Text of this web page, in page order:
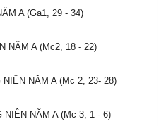
A (Ga1, 29 - 34)
NĂM A (Mc2, 18 - 22)
NĂM A (Mc 2, 23- 28)
NĂM A (Mc 3, 1 - 6)